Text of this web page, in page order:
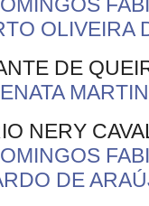
OLIVEIRA
DE
NERY
DE